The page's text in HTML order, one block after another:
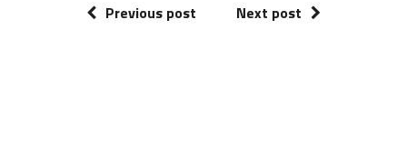
Previous post Next post